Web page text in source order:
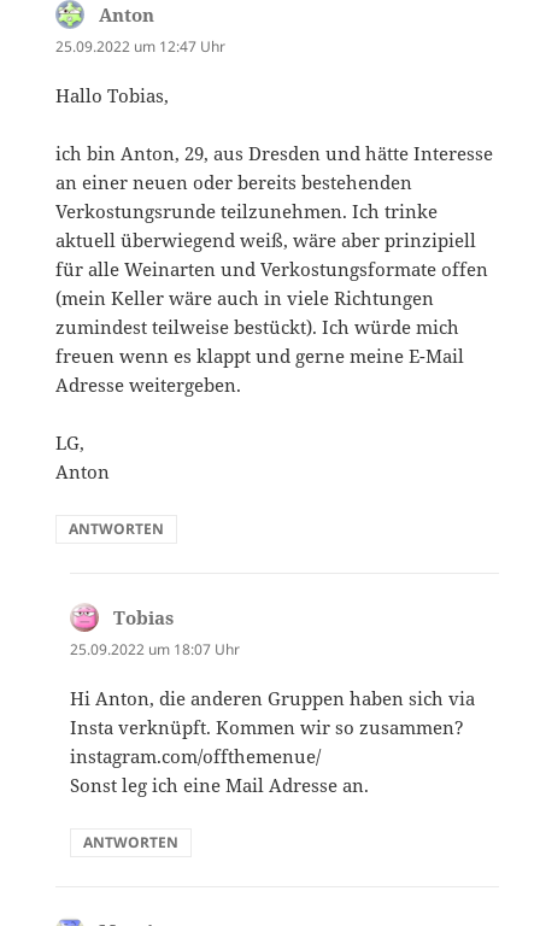
Anton
25.09.2022 um 12:47 Uhr
Hallo Tobias,
ich bin Anton, 29, aus Dresden und hätte Interesse
an einer neuen oder bereits bestehenden
Verkostungsrunde teilzunehmen. Ich trinke
aktuell überwiegend weiß, wäre aber prinzipiell
für alle Weinarten und Verkostungsformate offen
(mein Keller wäre auch in viele Richtungen
zumindest teilweise bestückt). Ich würde mich
freuen wenn es klappt und gerne meine E-Mail
Adresse weitergeben.
LG,
Anton
ANTWORTEN
Tobias
25.09.2022 um 18:07 Uhr
Hi Anton, die anderen Gruppen haben sich via
Insta verknüpft. Kommen wir so zusammen?
instagram.com/offthemenue/
Sonst leg ich eine Mail Adresse an.
ANTWORTEN